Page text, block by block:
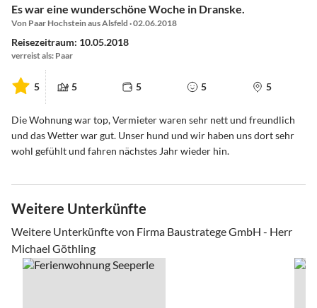
Es war eine wunderschöne Woche in Dranske.
Von Paar Hochstein aus Alsfeld · 02.06.2018
Reisezeitraum: 10.05.2018
verreist als: Paar
5 5 5 5 5
Die Wohnung war top, Vermieter waren sehr nett und freundlich
und das Wetter war gut. Unser hund und wir haben uns dort sehr
wohl gefühlt und fahren nächstes Jahr wieder hin.
Weitere Unterkünfte
Weitere Unterkünfte von Firma Baustratege GmbH - Herr
Michael Göthling